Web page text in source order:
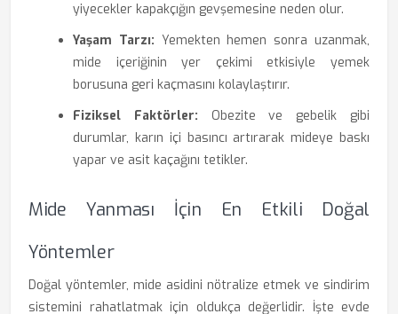
yiyecekler kapakçığın gevşemesine neden olur.
Yaşam Tarzı: Yemekten hemen sonra uzanmak,
mide içeriğinin yer çekimi etkisiyle yemek
borusuna geri kaçmasını kolaylaştırır.
Fiziksel Faktörler: Obezite ve gebelik gibi
durumlar, karın içi basıncı artırarak mideye baskı
yapar ve asit kaçağını tetikler.
Mide Yanması İçin En Etkili Doğal
Yöntemler
Doğal yöntemler, mide asidini nötralize etmek ve sindirim
sistemini rahatlatmak için oldukça değerlidir. İşte evde